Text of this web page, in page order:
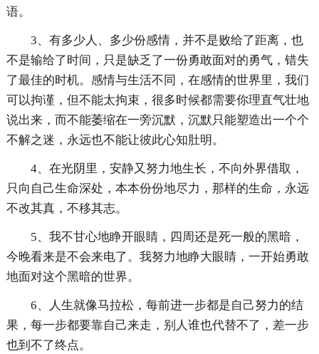
语。
3、有多少人、多少份感情，并不是败给了距离，也
不是输给了时间，只是缺乏了一份勇敢面对的勇气，错失
了最佳的时机。感情与生活不同，在感情的世界里，我们
可以拘谨，但不能太拘束，很多时候都需要你理直气壮地
说出来，而不能萎缩在一旁沉默，沉默只能塑造出一个个
不解之迷，永远也不能让彼此心知肚明。
4、在光阴里，安静又努力地生长，不向外界借取，
只向自己生命深处，本本份份地尽力，那样的生命，永远
不改其真，不移其志。
5、我不甘心地睁开眼睛，四周还是死一般的黑暗，
今晚看来是不会来电了。我努力地睁大眼睛，一开始勇敢
地面对这个黑暗的世界。
6、人生就像马拉松，每前进一步都是自己努力的结
果，每一步都要靠自己来走，别人谁也代替不了，差一步
也到不了终点。